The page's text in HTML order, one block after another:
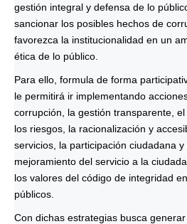
gestión integral y defensa de lo
sancionar los posibles hechos de
favorezca la institucionalidad en un
ética de lo público.
Para ello, formula de forma
le permitirá ir implementando
corrupción, la gestión transparente,
los riesgos, la racionalización y
servicios, la participación ciudadana
mejoramiento del servicio a la
los valores del código de integridad
públicos.
Con dichas estrategias busca